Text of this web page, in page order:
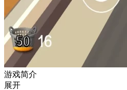
游戏简介
展开